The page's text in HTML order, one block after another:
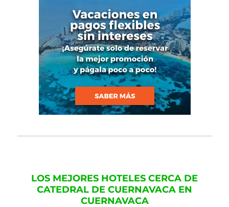
LOS MEJORES HOTELES CERCA DE
CATEDRAL DE CUERNAVACA EN
CUERNAVACA